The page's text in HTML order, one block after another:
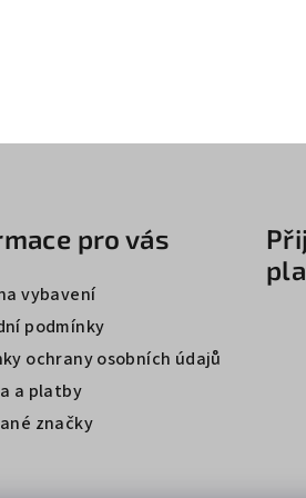
pro vás
vybavení
podmínky
ochrany osobních údajů
a platby
značky